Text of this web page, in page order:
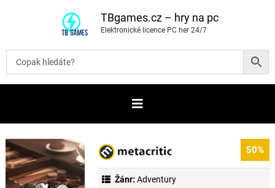
t
b
TBgames.cz – hry na pc
Elektronické licence PC her 24/7
50%
Žánr: Adventury